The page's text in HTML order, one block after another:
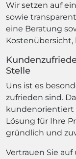
Wir setzen auf
sowie
eine Beratung
Stelle
Uns ist es
zufrieden sind.
kundenorientiert
Lösung für Ihre
gründlich und
Vertrauen Sie